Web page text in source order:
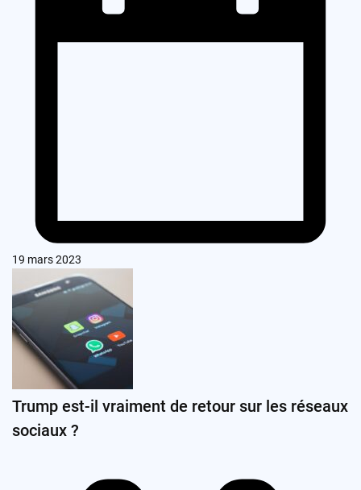
19 mars 2023
Trump est-il vraiment de retour sur les réseaux
sociaux ?